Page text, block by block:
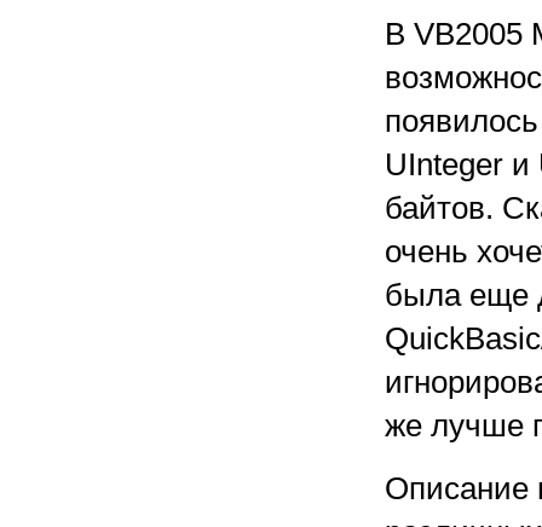
В VB2005
UInteger и
байтов.
очень
была еще
же лучше
Описание